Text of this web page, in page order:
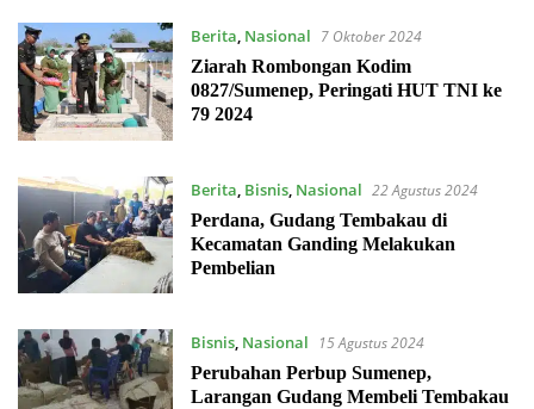
Berita, Nasional 7 Oktober 2024
Ziarah Rombongan Kodim
0827/Sumenep, Peringati HUT TNI ke
79 2024
Berita, Bisnis, Nasional 22 Agustus 2024
Perdana, Gudang Tembakau di
Kecamatan Ganding Melakukan
Pembelian
Bisnis, Nasional
15 Agustus 2024
Perubahan Perbup Sumenep,
Larangan Gudang Membeli Tembakau